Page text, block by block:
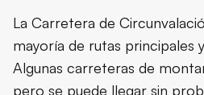
La Carretera de
mayoría de rutas principales
Algunas carreteras de
pero se puede llegar sin